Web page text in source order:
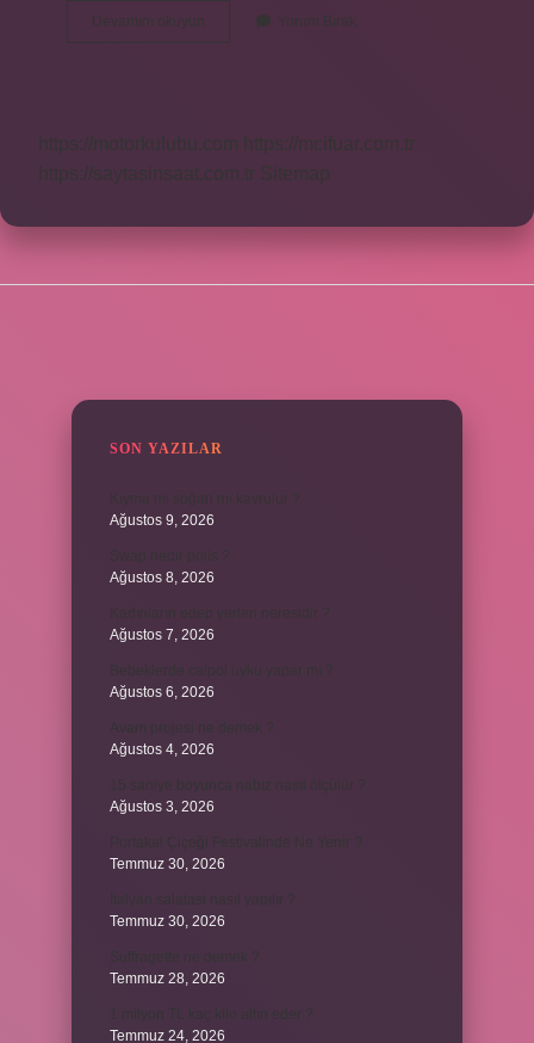
Devamını okuyun
Telekom
Yorum Bırak
https://motorkulubu.com
https://mcifuar.com.tr
https://saytasinsaat.com.tr Sitemap
SON YAZILAR
Ağustos 9, 2026
Ağustos 8, 2026
Ağustos 7, 2026
Ağustos 6, 2026
Ağustos 4, 2026
Ağustos 3, 2026
Temmuz 30, 2026
Temmuz 30, 2026
Temmuz 28, 2026
Temmuz 24, 2026